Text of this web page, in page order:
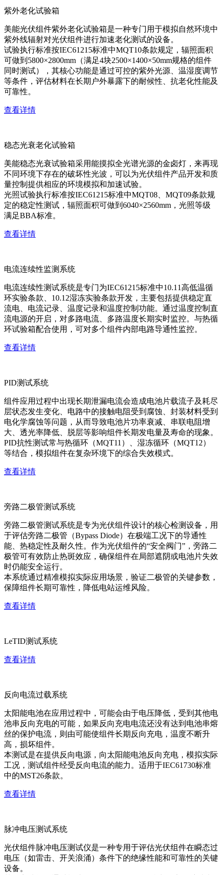
紫外老化试验箱
美能光伏组件紫外老化试验箱是一种专门用于模拟自然环境中
紫外线辐射对光伏组件进行加速老化测试的设备。
试验执行标准按IEC61215标准中MQT10条款规定，辐照面积
可做到5800×2800mm（满足4块2500×1400×50mm规格的组件
同时测试），其核心功能是通过可控的紫外光源、温湿度调节
等条件，评估材料在长期户外暴露下的耐候性、抗老化性能及
可靠性。
查看详情
稳态光衰老化试验箱
美能稳态光衰试验箱采用能摸拟全光谱光源的金卤灯，来再现
不同环境下存在的破坏性光波，可以为光伏组件产品开发和质
量控制提供相应的环境模拟和加速试验。
光照试验执行标准按IEC61215标准中MQT08、MQT09条款规
定的稳定性测试，辐照面积可做到6040×2560mm，光照等级
满足BBA标准。
查看详情
电流连续性监测系统
电流连续性测试系统是专门为IEC61215标准中10.11高低温循
环实验条款、10.12湿冻实验条款开发，主要包括提供稳定直
流电、电流记录、温度记录和温度控制功能。通过温度控制直
流电源的开启，对多路电流、多路温度长期实时监控。与热循
环试验箱配合使用，可对多个组件内部电路导通性监控。
查看详情
PID测试系统
组件应用过程中出现长期泄漏电流会造成电池片载流子及耗尽
层状态发生变化、电路中的接触电阻受到腐蚀、封装材料受到
电化学腐蚀等问题，从而导致电池片功率衰减、串联电阻增
大、透光率降低、脱层等影响组件长期发电量及寿命的现象。
PID抗性测试常与热循环（MQT11）、湿冻循环（MQT12）
等结合，模拟组件在复杂环境下的综合失效模式。
查看详情
旁路二极管测试系统
旁路二极管测试系统是专为光伏组件设计的核心检测设备，用
于评估旁路二极管（Bypass Diode）在极端工况下的导通性
能、热稳定性及耐久性。作为光伏组件的“安全阀门”，旁路二
极管可有效防止热斑效应，确保组件在局部遮阴或电池片失效
时仍能安全运行。
本系统通过精准模拟实际应用场景，验证二极管的关键参数，
保障组件长期可靠性，降低电站运维风险。
查看详情
LeTID测试系统
查看详情
反向电流过载系统
太阳能电池在应用过程中，可能会由于电压降低，受到其他电
池串反向充电的可能，如果反向充电电流还没有达到电池串熔
丝的保护电流，则由可能使组件长期反向充电，温度不断升
高，损坏组件。
本测试是在提供反向电源，向太阳能电池反向充电，模拟实际
工况，测试组件经受反向电流的能力。适用于IEC61730标准
中的MST26条款。
查看详情
脉冲电压测试系统
光伏组件脉冲电压测试仪是一种专用于评估光伏组件在瞬态过
电压（如雷击、开关浪涌）条件下的绝缘性能和可靠性的关键
设备。